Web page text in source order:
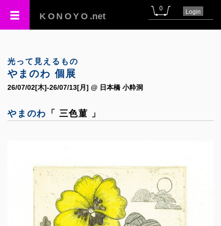
KONOYO .net
0 Login
光って見えるもの
やまのわ 個展
26/07/02[木]-26/07/13[月] @ 日本橋 小粋洞
やまのわ 「 三色菫 」